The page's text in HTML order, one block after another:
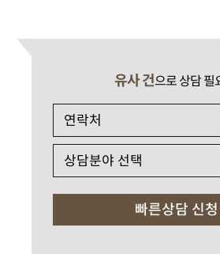
유사 건으로 상담 필